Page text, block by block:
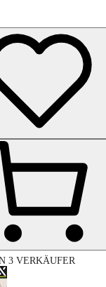
3 VERKÄUFER